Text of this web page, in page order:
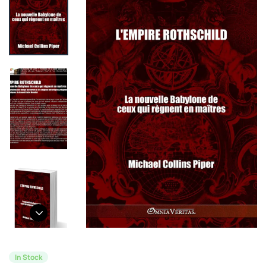
In Stock